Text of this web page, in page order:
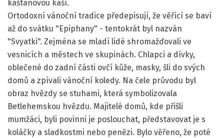
kaštanovou kaší.
Ortodoxní vánoční tradice předepisují, že věřící se baví
až do svátku "Epiphany" - tentokrát byl nazván
"Svyatki". Zejména se mladí lidé shromažďovali ve
vesnicích a městech ve skupinách. Chlapci a dívky,
oblečené do zadní části ovčí kůže, masky, šli do svých
domů a zpívali vánoční koledy. Na čele průvodu byl
obraz hvězdy se stuhami, která symbolizovala
Betlehemskou hvězdu. Majitelé domů, kde přišli
mumžáci, byli povinni je poslouchat, představovat je s
koláčky a sladkostmi nebo penězi. Bylo věřeno, že poté